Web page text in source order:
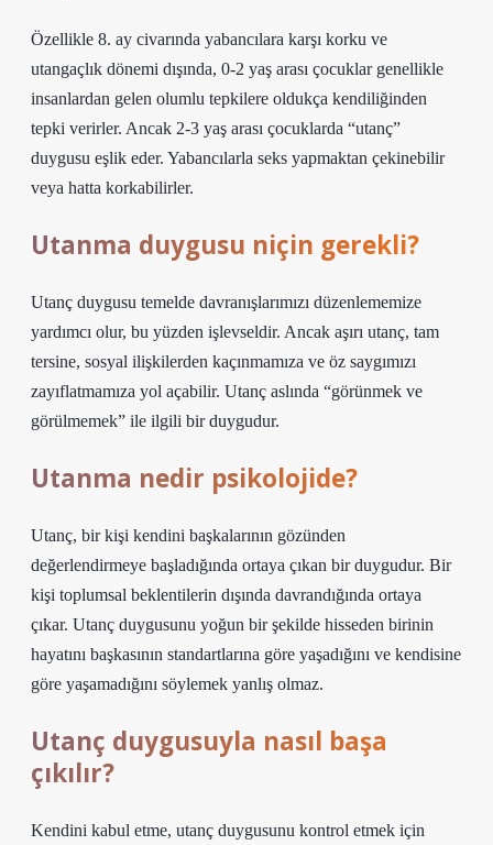
Özellikle 8. ay civarında yabancılara karşı korku ve
utangaçlık dönemi dışında, 0-2 yaş arası çocuklar genellikle
insanlardan gelen olumlu tepkilere oldukça kendiliğinden
tepki verirler. Ancak 2-3 yaş arası çocuklarda “utanç”
duygusu eşlik eder. Yabancılarla seks yapmaktan çekinebilir
veya hatta korkabilirler.
Utanma duygusu niçin gerekli?
Utanç duygusu temelde davranışlarımızı düzenlememize
yardımcı olur, bu yüzden işlevseldir. Ancak aşırı utanç, tam
tersine, sosyal ilişkilerden kaçınmamıza ve öz saygımızı
zayıflatmamıza yol açabilir. Utanç aslında “görünmek ve
görülmemek” ile ilgili bir duygudur.
Utanma nedir psikolojide?
Utanç, bir kişi kendini başkalarının gözünden
değerlendirmeye başladığında ortaya çıkan bir duygudur. Bir
kişi toplumsal beklentilerin dışında davrandığında ortaya
çıkar. Utanç duygusunu yoğun bir şekilde hisseden birinin
hayatını başkasının standartlarına göre yaşadığını ve kendisine
göre yaşamadığını söylemek yanlış olmaz.
Utanç duygusuyla nasıl başa
çıkılır?
Kendini kabul etme, utanç duygusunu kontrol etmek için